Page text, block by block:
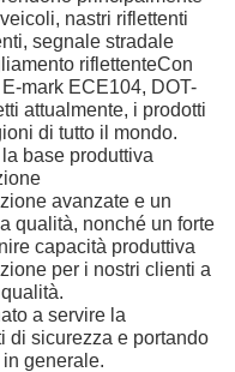
nastri riflettenti
segnale stradale
riflettenteCon
mark ECE104, DOT-
attualmente, i prodotti
di tutto il mondo.
base produttiva
avanzate e un
qualità, nonché un forte
capacità produttiva
per i nostri clienti a
a servire la
di sicurezza e portando
generale.